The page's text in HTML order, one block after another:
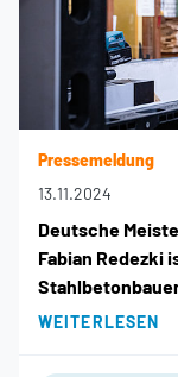
Pressemeldung
13.11.2024
Deutsche
Fabian Redezki
WEITERLESEN